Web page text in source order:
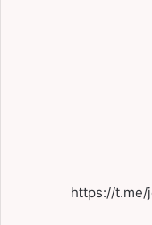
https://t.me/